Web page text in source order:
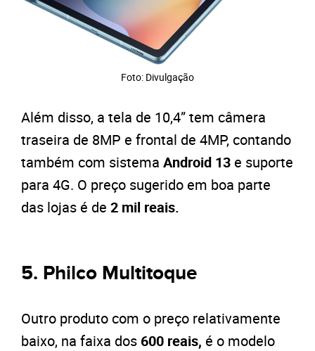
Foto: Divulgação
Além disso, a tela de 10,4” tem câmera
traseira de 8MP e frontal de 4MP, contando
também com sistema Android 13 e suporte
para 4G. O preço sugerido em boa parte
das lojas é de 2 mil reais.
5. Philco Multitoque
Outro produto com o preço relativamente
baixo, na faixa dos 600 reais, é o modelo